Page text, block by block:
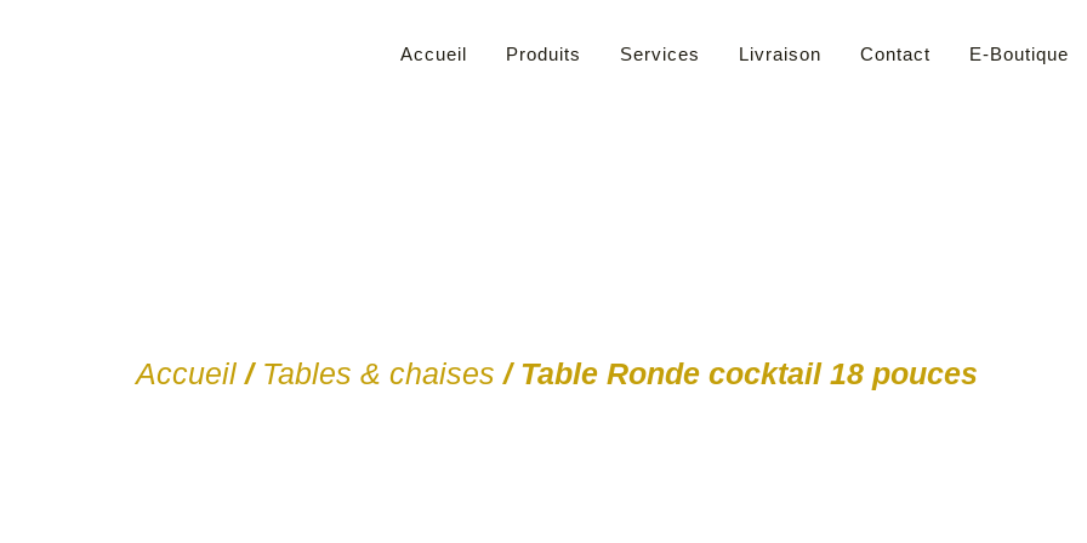
Accueil Produits Services Livraison Contact E-Boutique
Accueil / Tables & chaises / Table Ronde cocktail 18 pouces